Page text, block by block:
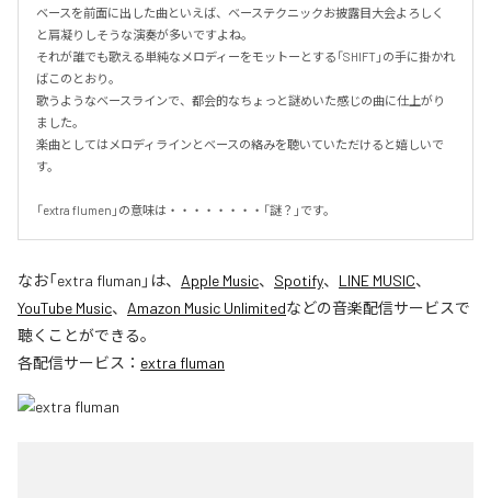
ベースを前面に出した曲といえば、ベーステクニックお披露目大会よろしく
と肩凝りしそうな演奏が多いですよね。
それが誰でも歌える単純なメロディーをモットーとする「SHIFT」の手に掛かれ
ばこのとおり。
歌うようなベースラインで、都会的なちょっと謎めいた感じの曲に仕上がり
ました。
楽曲としてはメロディラインとベースの絡みを聴いていただけると嬉しいで
す。
「extra flumen」の意味は・・・・・・・・「謎？」です。
なお「extra fluman 」は、 Apple Music、 Spotify、 LINE MUSIC、
YouTube Music、 Amazon Music Unlimitedなどの音楽配信サービスで
聴くことができる。
各配信サービス： extra fluman